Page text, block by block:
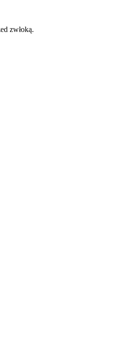
zwłoką.